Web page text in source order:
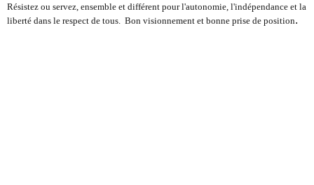
Résistez ou servez, ensemble et différent pour l'autonomie, l'indépendance et la
liberté dans le respect de tous. Bon visionnement et bonne prise de position.